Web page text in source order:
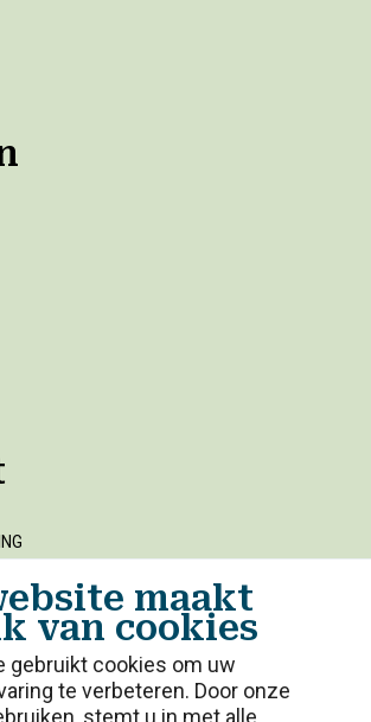
maakt
van cookies
gebruikt cookies om uw
te verbeteren. Door onze
stemt u in met alle